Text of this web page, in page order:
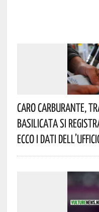
Caro Carburante,
Basilicata Si
Ecco I Dati